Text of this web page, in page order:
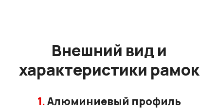
Внешний вид и
характеристики рамок
1.Алюминиевый профиль